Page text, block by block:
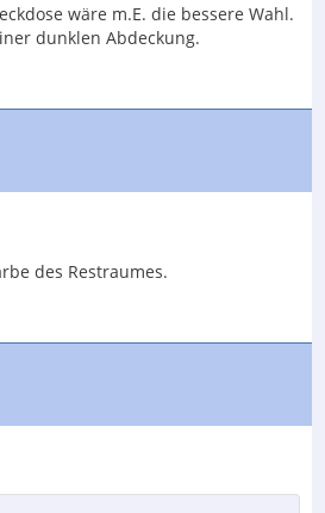
wäre m.E. die bessere Wahl.
dunklen Abdeckung.
des Restraumes.